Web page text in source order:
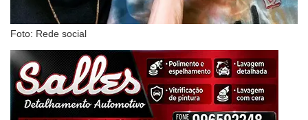
Foto: Rede social